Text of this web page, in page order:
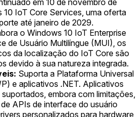
10 IoT Core Services, uma oferta
até janeiro de 2029.
o Windows 10 IoT Enterprise
de Usuário Multilíngue (MUI), os
da localização do IoT Core são
devido à sua natureza integrada.
Suporta a Plataforma Universal
e aplicativos .NET. Aplicativos
embora com limitações,
APIs de interface do usuário
personalizados para hardware